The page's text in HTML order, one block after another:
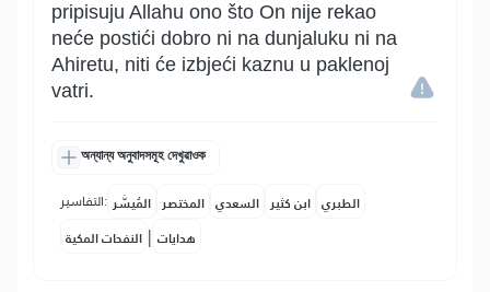
pripisuju Allahu ono što On nije rekao
neće postići dobro ni na dunjaluku ni na
Ahiretu, niti će izbjeći kaznu u paklenoj
vatri.
অন্যান্য অনুবাদসমূহ দেখুৱাওক
التفاسير: المُيسَّر المختصر السعدي ابن كثير الطبري
النفحات المكية | هدايات